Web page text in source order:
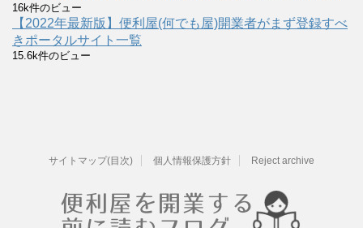
16k件のビュー
【2022年最新版】便利屋(何でも屋)開業者がまず登録すべ
きポータルサイト一覧
15.6k件のビュー
サイトマップ(目次) 個人情報保護方針 Reject archive